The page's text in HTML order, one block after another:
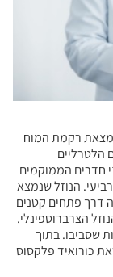
רקמת המוח
הלטרליים
חדרים הממוקמים
הנוזל שנמצא
דרך פתחים קטנים
הצרברוספינלי.
שסביבו. בתוך
כורואיד פלקסוס